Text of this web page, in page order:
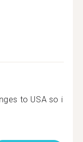
to USA so i